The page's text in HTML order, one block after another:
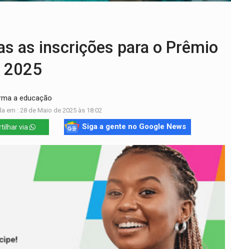
as inscrições para o Prêmio
2025
a educação
em : 28 de Maio de 2025 às 18:02
via Siga a gente no Google News